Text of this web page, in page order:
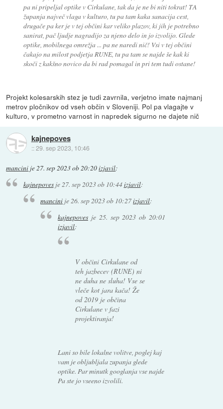
pa ni pripeljal optike v Cirkulane, tak da je ne bi niti tokrat! TA
županja največ vlaga v kulturo, tu pa tam kaka sanacija cest,
drugače pa ker je v tej občini kar veliko plazov, ki jih je potrebno
sanirat, pač ljudje nagradijo za njeno delo in jo izvolijo. Glede
optike, mobilnega omrežja ... pa ne naredi nič! Vsi v tej občini
čakajo na milost podjetja RUNE, tu pa tam se najde še kak ki
skoči z kakšno novico da bi rad pomagal in pri tem tudi ostane!
Projekt kolesarskih stez je tudi zavrnila, verjetno imate najmanj
metrov pločnikov od vseh občin v Sloveniji. Pol pa vlagajte v
kulturo, v prometno varnost in napredek sigurno ne dajete nič
kajnepoves
::29. sep 2023, 10:46
mancini je27. sep 2023 ob 20:20izjavil:
kajnepovesje27. sep 2023 ob 10:44izjavil:
mancini je26. sep 2023 ob 10:27izjavil:
kajnepovesje 25. sep 2023 ob 20:01
izjavil:
V občini Cirkulane od
teh jazbecev (RUNE) ni
ne duha ne sluha! Vse se
vleče kot jara kača! Že
od 2019 je občina
Cirkulane v fazi
projektiranja!
Lani so bile lokalne volitve, poglej kaj
vam je obljubljala zupanja glede
optike. Par minutk googlanja vse najde
Pa ste jo vseeno izvolili.